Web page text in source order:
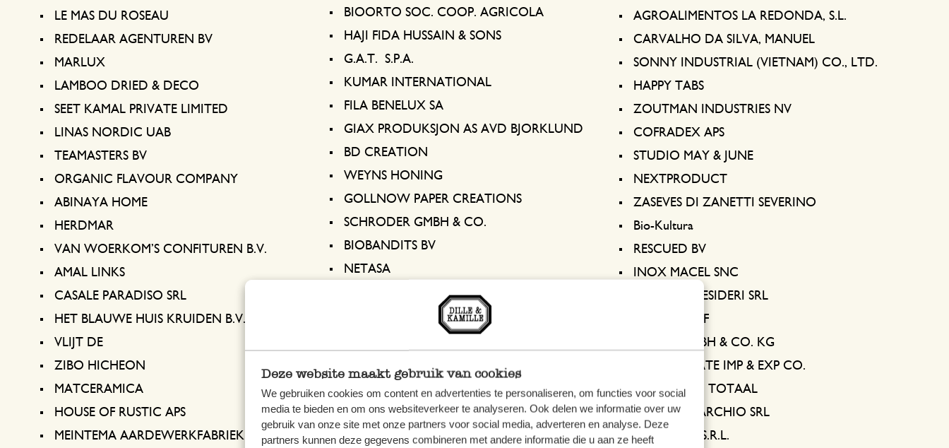
Deze website maakt gebruik van cookies
We gebruiken cookies om content en advertenties te personaliseren, om functies voor social
media te bieden en om ons websiteverkeer te analyseren. Ook delen we informatie over uw
gebruik van onze site met onze partners voor social media, adverteren en analyse. Deze
partners kunnen deze gegevens combineren met andere informatie die u aan ze heeft
LE MAS DU ROSEAU
REDELAAR AGENTUREN BV
MARLUX
LAMBOO DRIED & DECO
SEET KAMAL PRIVATE LIMITED
LINAS NORDIC UAB
TEAMASTERS BV
ORGANIC FLAVOUR COMPANY
ABINAYA HOME
HERDMAR
VAN WOERKOM’S CONFITUREN B.V.
AMAL LINKS
CASALE PARADISO SRL
HET BLAUWE HUIS KRUIDEN B.V.
VLIJT DE
ZIBO HICHEON
MATCERAMICA
HOUSE OF RUSTIC APS
MEINTEMA AARDEWERKFABRIEK
BIOORTO SOC. COOP. AGRICOLA
HAJI FIDA HUSSAIN & SONS
G.A.T. S.P.A.
KUMAR INTERNATIONAL
FILA BENELUX SA
GIAX PRODUKSJON AS AVD BJORKLUND
BD CREATION
WEYNS HONING
GOLLNOW PAPER CREATIONS
SCHRODER GMBH & CO.
BIOBANDITS BV
NETASA
YONGKANG SHENGRONG INDUSTRY
CARPET SENSE LDA.
VRACETI SRL
AGROALIMENTOS LA REDONDA, S.L.
CARVALHO DA SILVA, MANUEL
SONNY INDUSTRIAL (VIETNAM) CO., LTD.
HAPPY TABS
ZOUTMAN INDUSTRIES NV
COFRADEX APS
STUDIO MAY & JUNE
NEXTPRODUCT
ZASEVES DI ZANETTI SEVERINO
Bio-Kultura
RESCUED BV
INOX MACEL SNC
FAMIGLIA DESIDERI SRL
IMMENZ VOF
PYCOM GMBH & CO. KG
NINGBO MATE IMP & EXP CO.
GLUTENVRIJ TOTAAL
SIBAT TOMARCHIO SRL
RUBINATO S.R.L.